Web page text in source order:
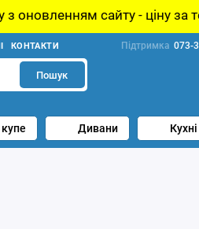
сайту - ціну за товар
КОНТАКТИ Підтримка 073-
Пошук
Дивани Кухні